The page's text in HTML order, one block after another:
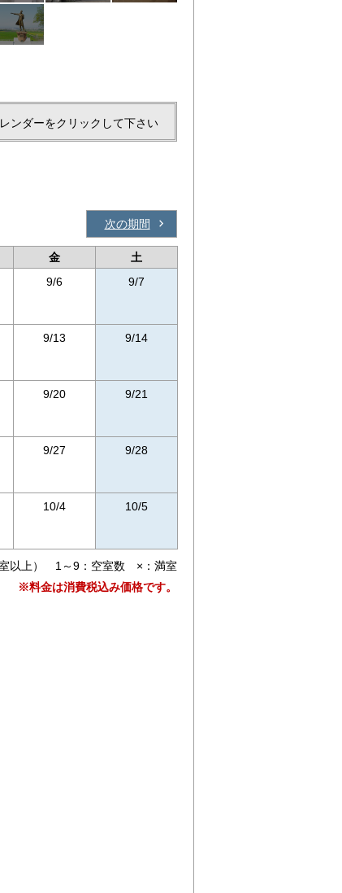
ンダーをクリックして下さい
次の期間
金
土
9/6 9/7
9/13 9/14
9/20 9/21
9/27 9/28
10/4 10/5
室以上） 1～9：空室数 ×：満室
※料金は消費税込み価格です。